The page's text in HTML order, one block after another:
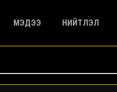
МЭДЭЭ НИЙТЛЭЛ